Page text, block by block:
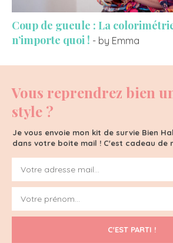
Coup de gueule : La
n’importe quoi ! - by Emma
Vous reprendrez bien
style ?
Je vous envoie mon kit de survie Bien
dans votre boite mail ! C'est cadeau de
C'EST PARTI !